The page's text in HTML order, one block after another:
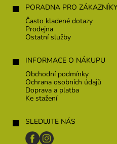
PORADNA PRO ZÁKAZNÍKY
Často kladené dotazy
Prodejna
Ostatní služby
INFORMACE O NÁKUPU
Obchodní podmínky
Ochrana osobních údajů
Doprava a platba
Ke stažení
SLEDUJTE NÁS